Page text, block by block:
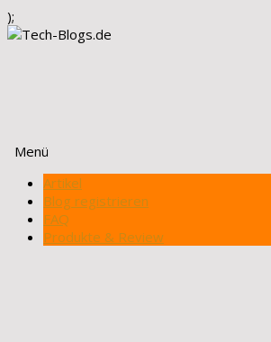
);
Menü
Zum
Inhalt
springen
Artikel
Blog registrieren
FAQ
Produkte & Review